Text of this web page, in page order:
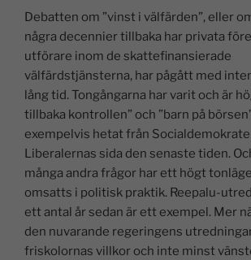
Debatten om ”vinst i välfärden”, eller
några decennier tillbaka har privata
utförare inom de skattefinansierade
välfärdstjänsterna, har pågått med
lång tid. Tongångarna har varit och är
tillbaka kontrollen” och ”barn på
exempelvis hetat från
Liberalernas sida den senaste tiden.
många andra frågor har ett högt
omsatts i politisk praktik. Reepalu-
ett antal år sedan är ett exempel. Mer
den nuvarande regeringens
friskolornas villkor och inte minst